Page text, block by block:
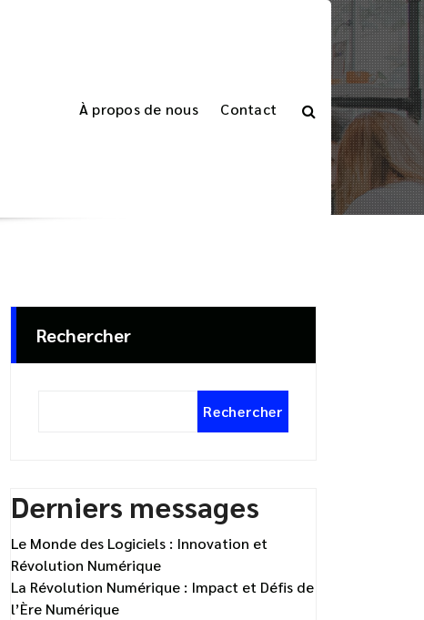
À propos de nous Contact
Rechercher
Rechercher
Derniers messages
Le Monde des Logiciels : Innovation et
Révolution Numérique
La Révolution Numérique : Impact et Défis de
l’Ère Numérique